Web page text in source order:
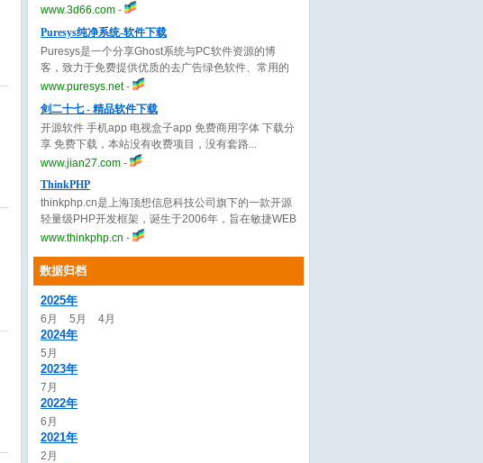
的华西协合大学。
名师设计案例、效果图、设计方案文本素材参考借鉴
等，是全网设计师共同学习交流的知识平台。
www.3d66.com -
Puresys纯净系统-软件下载
Puresys是一个分享Ghost系统与PC软件资源的博
客，致力于免费提供优质的去广告绿色软件、常用的
破解优化软件，以及各类经验教程。
www.puresys.net-
剑二十七 - 精品软件下载
开源软件 手机app 电视盒子app 免费商用字体 下载分
享 免费下载，本站没有收费项目，没有套路
www.jian27.com -
ThinkPHP
thinkphp.cn是上海顶想信息科技公司旗下的一款开源
轻量级PHP开发框架，诞生于2006年，旨在敏捷WEB
应用开发和简化企业应用开发，遵循Apache2开源许
来，我们一直坚持完善和迭代更新，超过300W+开发
者和海量的应用使用ThinkPHP，有广泛的用户基础和
良好的业内口碑，国内使用PHP的网站有30%以上基
于ThinkPHP开发，是国内PHP框架的领军人物和先驱
者！
www.thinkphp.cn -
数据归档
2025年
6月 5月 4月
2024年
5月
2023年
7月
2022年
6月
2021年
2月